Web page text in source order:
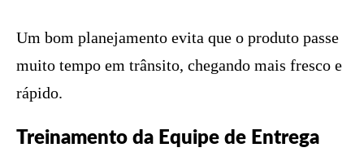
Um bom planejamento evita que o produto passe
muito tempo em trânsito, chegando mais fresco e
rápido.
Treinamento da Equipe de Entrega